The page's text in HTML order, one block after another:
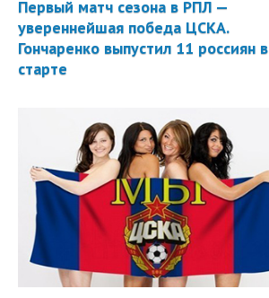
Первый матч сезона в РПЛ —
увереннейшая победа ЦСКА.
Гончаренко выпустил 11 россиян в
старте